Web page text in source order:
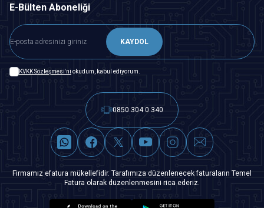
E-Bülten Aboneliği
KAYDOL
KVKK Sözleşmesi'ni okudum, kabul ediyorum.
0850 304 0 340
Firmamız efatura mükellefidir. Tarafımıza düzenlenecek faturaların Temel
Fatura olarak düzenlenmesini rica ederiz.